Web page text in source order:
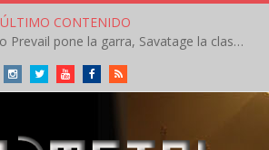
ÚLTIMO CONTENIDO
Crónica: Slaugther to Prevail pone la garra, Savatage la clase en la apertura del Leyendas del Rock – Miércoles – Agosto 2026
InstagramTwitterYoutubeFacebookRSS